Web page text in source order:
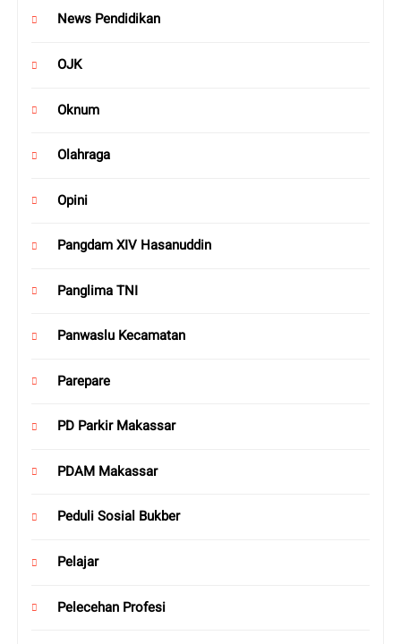
News Pendidikan
OJK
Oknum
Olahraga
Opini
Pangdam XIV Hasanuddin
Panglima TNI
Panwaslu Kecamatan
Parepare
PD Parkir Makassar
PDAM Makassar
Peduli Sosial Bukber
Pelajar
Pelecehan Profesi